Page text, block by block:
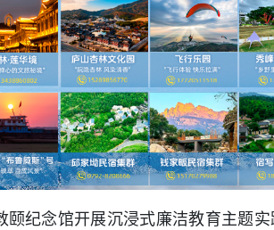
纪念馆开展沉浸式廉洁教育主题